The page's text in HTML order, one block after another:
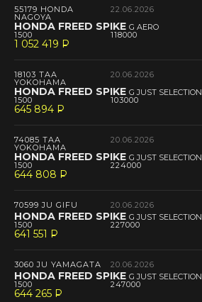
55179 HONDA
NAGOYA
22.06.2026
HONDA FREED SPIKE G AERO
1500 118000
1 052 419 P
--
18103 TAA
YOKOHAMA
20.06.2026
HONDA FREED SPIKE G JUST SELECTION
1500 103000
645 894 P
--
74085 TAA
YOKOHAMA
20.06.2026
HONDA FREED SPIKE G JUST SELECTION
1500 224000
644 808 P
--
70599 JU GIFU 20.06.2026
HONDA FREED SPIKE G JUST SELECTION
1500 227000
641 551 P
--
3060 JU YAMAGATA 20.06.2026
HONDA FREED SPIKE G JUST SELECTION
1500 247000
644 265 P
--